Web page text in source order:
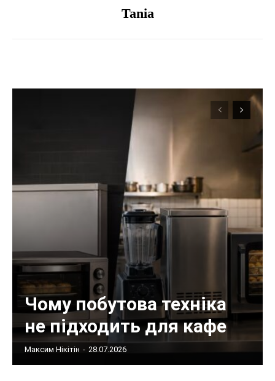
Tania
Чому побутова техніка
не підходить для кафе
Максим Нікітін - 28.07.2026